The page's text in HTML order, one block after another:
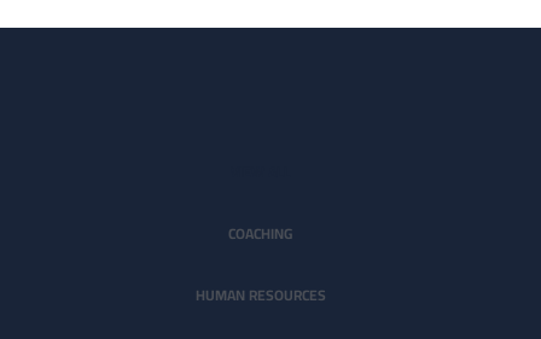
COACHING
HUMAN RESOURCES